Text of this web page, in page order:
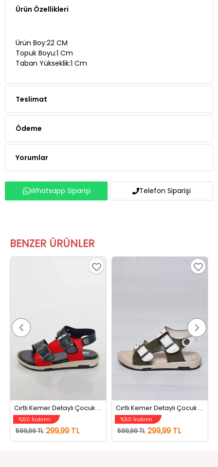
Ürün Özellikleri
Ürün Boy:22 CM
Topuk Boyu:1 Cm
Taban Yükseklik:1 Cm
Teslimat
Ödeme
Yorumlar
Whatsapp Siparişi Telefon Siparişi
BENZER ÜRÜNLER
Cırtlı Kemer Detaylı Çocuk Sandalet Lacivert
%50 İndirim
599,99 TL 299,99 TL
Cırtlı Kemer Detaylı Çocuk Sandalet Krem
%50 İndirim
599,99 TL 299,99 TL